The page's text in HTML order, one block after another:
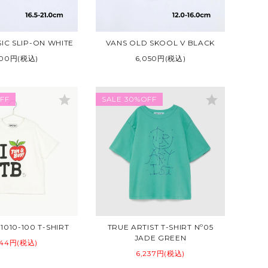
SLIP-ON WHITE
円(税込)
VANS OLD SKOOL V BLACK
6,050円(税込)
100 T-SHIRT
円(税込)
star SALE 30%OFF
TRUE ARTIST T-SHIRT Nº05
JADE GREEN
6,237円(税込)
star